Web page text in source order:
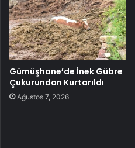
Gümüşhane’de İnek Gübre
Çukurundan Kurtarıldı
Ağustos 7, 2026